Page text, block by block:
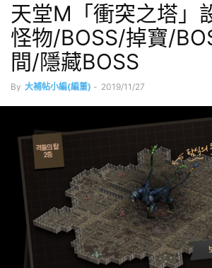
天堂M「衝突之塔」
怪物/BOSS/掉寶/
間/隱藏BOSS
By 大補帖小編(編董) - 2019/11/27